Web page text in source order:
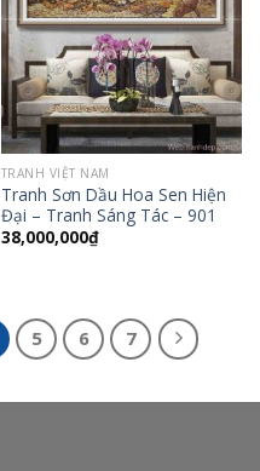
TRANH VIỆT NAM
Tranh Sơn Dầu Hoa Sen Hiện
Đại – Tranh Sáng Tác – 901
38,000,000₫
5 6 7